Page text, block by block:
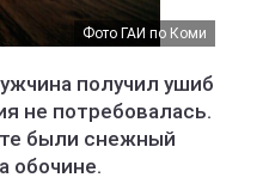
Фото ГАИ по Коми
получил ушиб
не потребовалась.
были снежный
обочине.